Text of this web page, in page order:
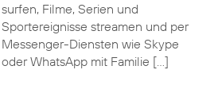
surfen, Filme, Serien und
Sportereignisse streamen und per
Messenger-Diensten wie Skype
oder WhatsApp mit Familie […]